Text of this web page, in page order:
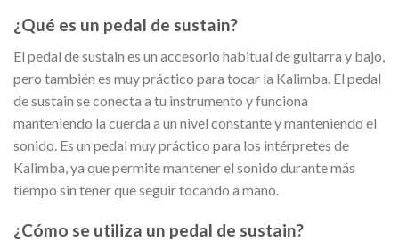
¿Qué es un pedal de sustain?
El pedal de sustain es un accesorio habitual de guitarra y bajo,
pero también es muy práctico para tocar la Kalimba. El pedal
de sustain se conecta a tu instrumento y funciona
manteniendo la cuerda a un nivel constante y manteniendo el
sonido. Es un pedal muy práctico para los intérpretes de
Kalimba, ya que permite mantener el sonido durante más
tiempo sin tener que seguir tocando a mano.
¿Cómo se utiliza un pedal de sustain?